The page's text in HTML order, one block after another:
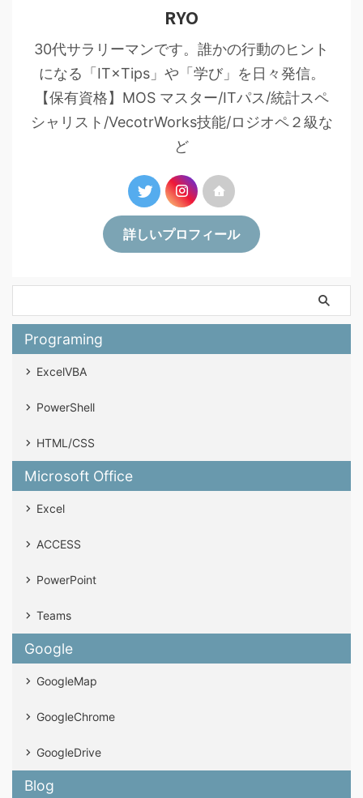
RYO
30代サラリーマンです。誰かの行動のヒント
になる「IT×Tips」や「学び」を日々発信。
【保有資格】MOS マスター/ITパス/統計スペ
シャリスト/VecotrWorks技能/ロジオペ２級な
ど
詳しいプロフィール
Programing
ExcelVBA
PowerShell
HTML/CSS
Microsoft Office
Excel
ACCESS
PowerPoint
Teams
Google
GoogleMap
GoogleChrome
GoogleDrive
Blog